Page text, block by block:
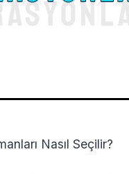
Nasıl Seçilir?